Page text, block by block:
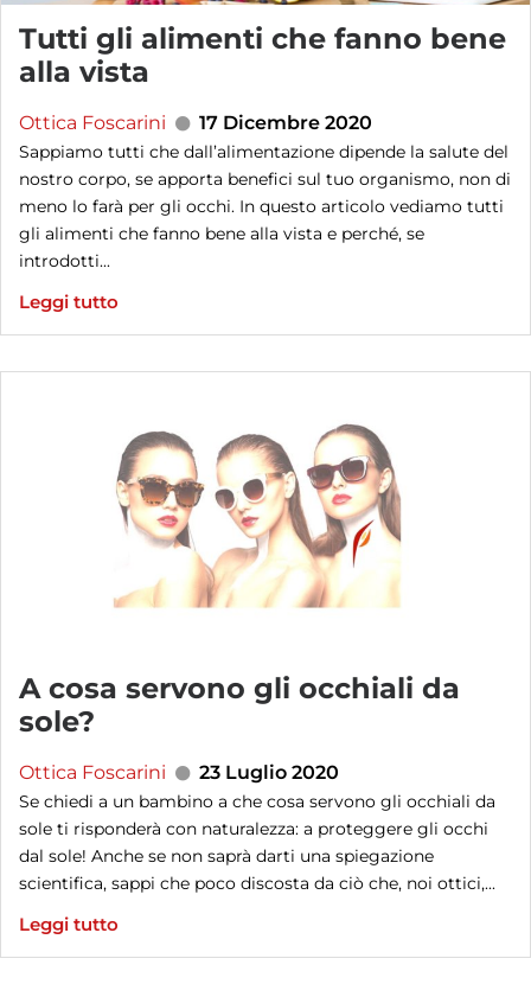
Tutti gli alimenti che fanno bene
alla vista
Ottica Foscarini 17 Dicembre 2020
Sappiamo tutti che dall’alimentazione dipende la salute del
nostro corpo, se apporta benefici sul tuo organismo, non di
meno lo farà per gli occhi. In questo articolo vediamo tutti
gli alimenti che fanno bene alla vista e perché, se
introdotti...
Leggi tutto
A cosa servono gli occhiali da
sole?
Ottica Foscarini 23 Luglio 2020
Se chiedi a un bambino a che cosa servono gli occhiali da
sole ti risponderà con naturalezza: a proteggere gli occhi
dal sole! Anche se non saprà darti una spiegazione
scientifica, sappi che poco discosta da ciò che, noi ottici,...
Leggi tutto